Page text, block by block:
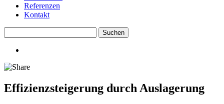
Referenzen
Kontakt
Effizienzsteigerung durch Auslagerung